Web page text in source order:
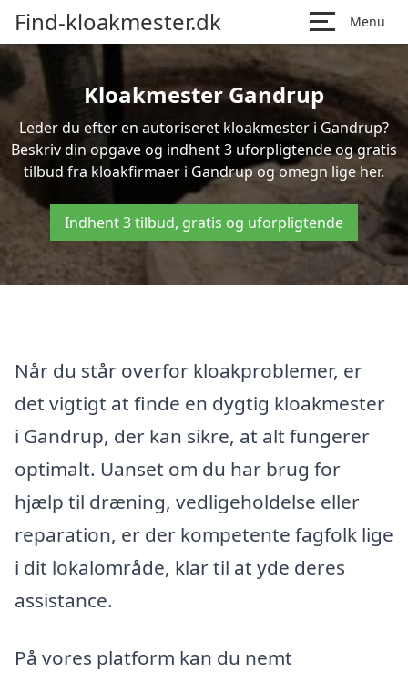
Find-kloakmester.dk Menu
Kloakmester Gandrup
Leder du efter en autoriseret kloakmester i Gandrup?
Beskriv din opgave og indhent 3 uforpligtende og gratis
tilbud fra kloakfirmaer i Gandrup og omegn lige her.
Indhent 3 tilbud, gratis og uforpligtende
Når du står overfor kloakproblemer, er
det vigtigt at finde en dygtig kloakmester
i Gandrup, der kan sikre, at alt fungerer
optimalt. Uanset om du har brug for
hjælp til dræning, vedligeholdelse eller
reparation, er der kompetente fagfolk lige
i dit lokalområde, klar til at yde deres
assistance.
På vores platform kan du nemt